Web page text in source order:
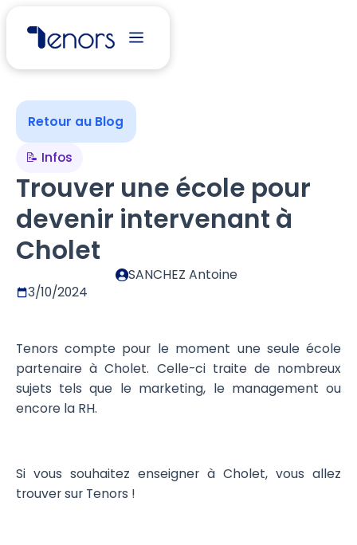
Retour au Blog
📝 Infos
Trouver une école pour
devenir intervenant à
Cholet
SANCHEZ Antoine
3/10/2024
Tenors compte pour le moment une seule école
partenaire à Cholet. Celle-ci traite de nombreux
sujets tels que le marketing, le management ou
encore la RH.
Si vous souhaitez enseigner à Cholet, vous allez
trouver sur Tenors !